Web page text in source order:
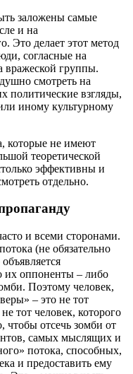
заложены самые
и на
Это делает этот метод
согласные на
вражеской группы.
смотреть на
политические взгляды,
иному культурному
которые не имеют
теоретической
эффективны и
отдельно.
и всеми сторонами.
(не обязательно
их оппоненты – либо
Поэтому человек,
– это не тот
тот человек, которого
чтобы отсечь зомби от
самых мыслящих и
потока, способных,
и предоставить ему